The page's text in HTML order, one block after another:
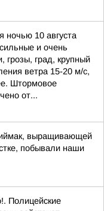
ночью 10 августа
и очень
грозы, град, крупный
ветра 15-20 м/с,
Штормовое
от...
выращивающей
побывали наши
Полицейские